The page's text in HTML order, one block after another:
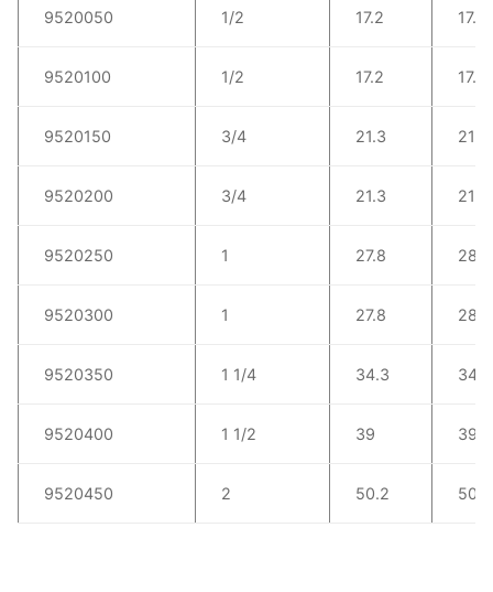
9520050 1/2 17.2 17.6
9520100 1/2 17.2 17.6
9520150 3/4 21.3 21.8
9520200 3/4 21.3 21.8
9520250 1 27.8 28.3
9520300 1 27.8 28.3
9520350 1 1/4 34.3 34.8
9520400 1 1/2 39 39.5
9520450 2 50.2 50.7